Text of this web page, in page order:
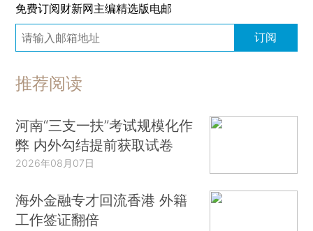
免费订阅财新网主编精选版电邮
订阅
推荐阅读
河南“三支一扶”考试规模化作
弊 内外勾结提前获取试卷
2026年08月07日
海外金融专才回流香港 外籍
工作签证翻倍